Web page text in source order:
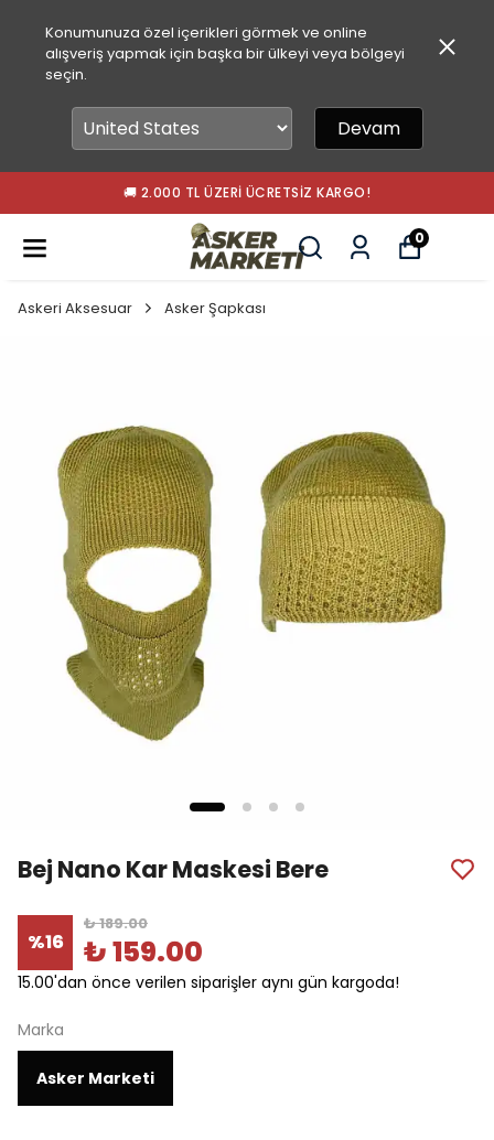
Konumunuza özel içerikleri görmek ve online
alışveriş yapmak için başka bir ülkeyi veya bölgeyi
seçin.
Devam
🚚 2.000 TL ÜZERI ÜCRETSIZ KARGO!
0
Askeri Aksesuar Asker Şapkası
Bej Nano Kar Maskesi Bere
%16
₺ 189.00
₺ 159.00
15.00'dan önce verilen siparişler aynı gün kargoda!
Marka
Asker Marketi